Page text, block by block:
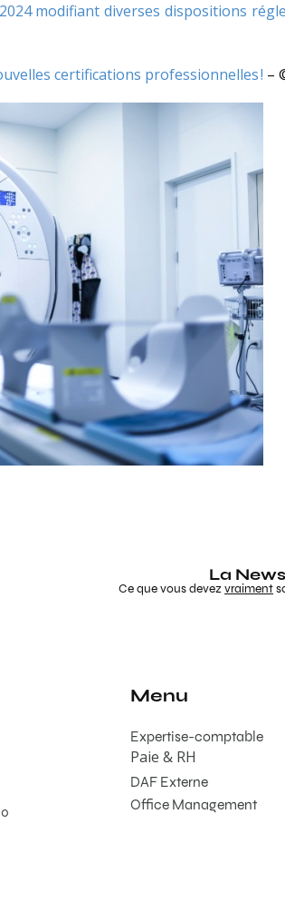
modifiant diverses dispositions
certifications professionnelles ! –
La
Ce que vous devezvraiment
Menu
Expertise-comptable
DAF Externe
Office Management
Paie & RH